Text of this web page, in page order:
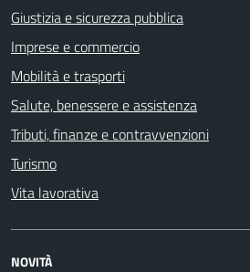
Giustizia e sicurezza pubblica
Imprese e commercio
Mobilità e trasporti
Salute, benessere e assistenza
Tributi, finanze e contravvenzioni
Turismo
Vita lavorativa
NOVITÀ